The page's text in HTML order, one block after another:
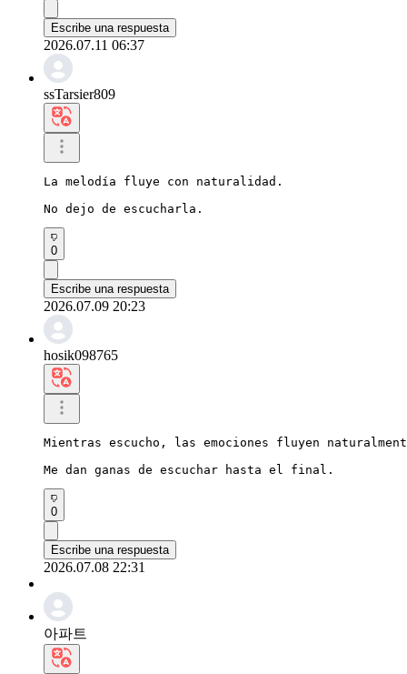
Escribe una respuesta
2026.07.11 06:37
ssTarsier809
La melodía fluye con naturalidad.
No dejo de escucharla.
0
Escribe una respuesta
2026.07.09 20:23
hosik098765
Mientras escucho, las emociones fluyen
Me dan ganas de escuchar hasta el final.
0
Escribe una respuesta
2026.07.08 22:31
아파트